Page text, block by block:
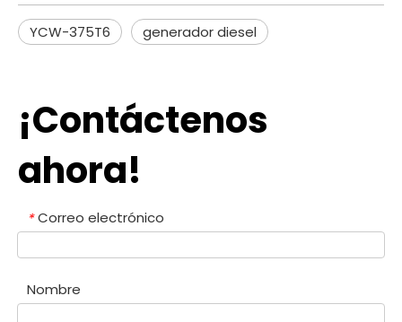
YCW-375T6 generador diesel
¡Contáctenos
ahora!
* Correo electrónico
Nombre